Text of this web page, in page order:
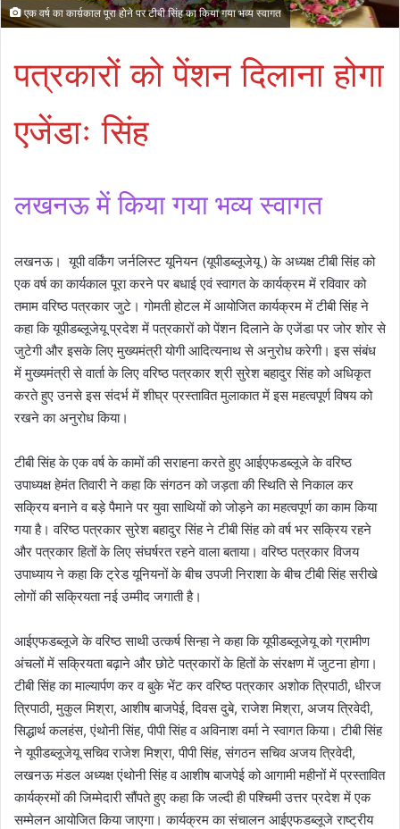
एक वर्ष का कार्य़काल पूरा होने पर टीबी सिंह का किया गया भव्य स्वागत
पत्रकारों को पेंशन दिलाना होगा
एजेंडाः सिंह
लखनऊ में किया गया भव्य स्वागत
लखनऊ। यूपी वर्किंग जर्नलिस्ट यूनियन (यूपीडब्लूजेयू ) के अध्यक्ष टीबी सिंह को
एक वर्ष का कार्यकाल पूरा करने पर बधाई एवं स्वागत के कार्यक्रम में रविवार को
तमाम वरिष्ठ पत्रकार जुटे। गोमती होटल में आयोजित कार्यक्रम में टीबी सिंह ने
कहा कि यूपीडब्लूजेयू प्रदेश में पत्रकारों को पेंशन दिलाने के एजेंडा पर जोर शोर से
जुटेगी और इसके लिए मुख्यमंत्री योगी आदित्यनाथ से अनुरोध करेगी। इस संबंध
में मुख्यमंत्री से वार्ता के लिए वरिष्ठ पत्रकार श्री सुरेश बहादुर सिंह को अधिकृत
करते हुए उनसे इस संदर्भ में शीघ्र प्रस्तावित मुलाकात में इस महत्वपूर्ण विषय को
रखने का अनुरोध किया।
टीबी सिंह के एक वर्ष के कामों की सराहना करते हुए आईएफडब्लूजे के वरिष्ठ
उपाध्यक्ष हेमंत तिवारी ने कहा कि संगठन को जड़ता की स्थिति से निकाल कर
सक्रिय बनाने व बड़े पैमाने पर युवा साथियों को जोड़ने का महत्वपूर्ण का काम किया
गया है। वरिष्ठ पत्रकार सुरेश बहादुर सिंह ने टीबी सिंह को वर्ष भर सक्रिय रहने
और पत्रकार हितों के लिए संघर्षरत रहने वाला बताया। वरिष्ठ पत्रकार विजय
उपाध्याय ने कहा कि ट्रेड यूनियनों के बीच उपजी निराशा के बीच टीबी सिंह सरीखे
लोगों की सक्रियता नई उम्मीद जगाती है।
आईएफडब्लूजे के वरिष्ठ साथी उत्कर्ष सिन्हा ने कहा कि यूपीडब्लूजेयू को ग्रामीण
अंचलों में सक्रियता बढ़ाने और छोटे पत्रकारों के हितों के संरक्षण में जुटना होगा।
टीबी सिंह का माल्यार्पण कर व बुके भेंट कर वरिष्ठ पत्रकार अशोक त्रिपाठी, धीरज
त्रिपाठी, मुकुल मिश्रा, आशीष बाजपेई, दिवस दुबे, राजेश मिश्रा, अजय त्रिवेदी,
सिद्धार्थ कलहंस, एंथोनी सिंह, पीपी सिंह व अविनाश वर्मा ने स्वागत किया। टीबी सिंह
ने यूपीडब्लूजेयू सचिव राजेश मिश्रा, पीपी सिंह, संगठन सचिव अजय त्रिवेदी,
लखनऊ मंडल अध्यक्ष एंथोनी सिंह व आशीष बाजपेई को आगामी महीनों में प्रस्तावित
कार्यक्रमों की जिम्मेदारी सौंपते हुए कहा कि जल्दी ही पश्चिमी उत्तर प्रदेश में एक
सम्मेलन आयोजित किया जाएगा। कार्यक्रम का संचालन आईएफडब्लूजे राष्ट्रीय